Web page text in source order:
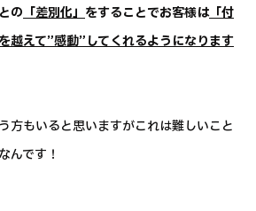
の 「差別化」 をすることでお客様は「付
越えて”感動”してくれるようになります
方もいると思いますがこれは難しいこと
んです！